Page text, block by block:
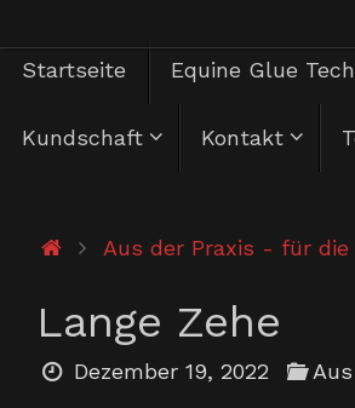
Zum
Zum
InhaltStartseite Equine Glue
Kundschaft Kontakt
StartAus der Praxis - für die
Lange Zehe
Dezember 19, 2022